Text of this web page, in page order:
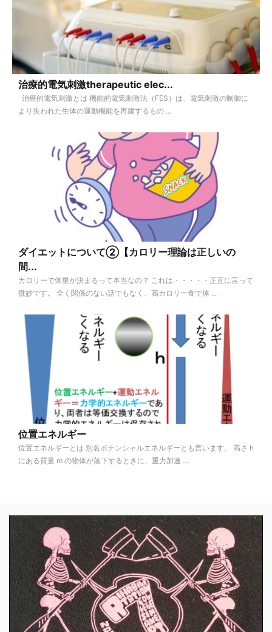
治療的電気刺激therapeutic elec...
治療的電気刺激とは 機能的電気刺激法（FES）は、電気刺激の制御に
より失われた生体の運動機能を再建するもの ...
ダイエットについて②【カロリー理論は正しいの
間...
カロリーで体重が決まるって本当なの？ これは・・・・・正直に言って
微妙です。 全く関係のない話でもなく、高カロリー食で体 ...
位置エネルギー
位置エネルギーとは 別名ポテンシャルエネルギーとも言います。 高さ h
にある質量 m の物体が落下するときに、重力加速 ...